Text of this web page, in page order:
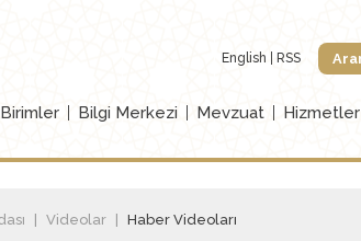
English RSS
Birimler Bilgi Merkezi Mevzuat Hizmetler
Videolar Haber Videoları